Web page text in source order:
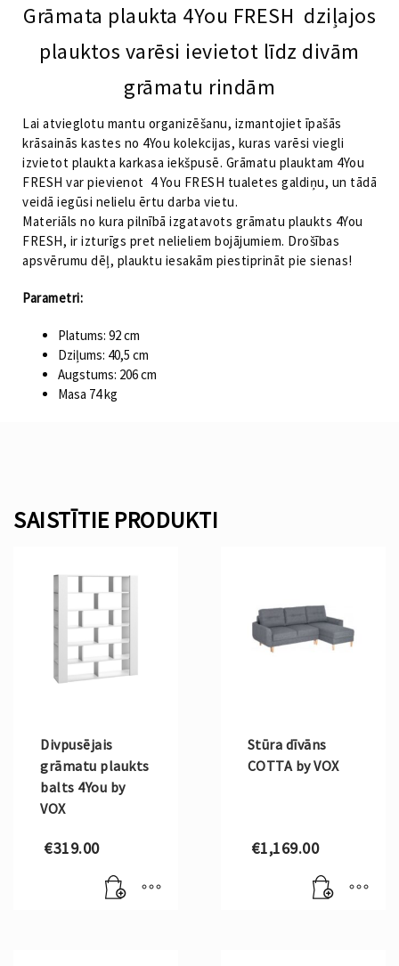
Grāmata plaukta 4You FRESH dziļajos
plauktos varēsi ievietot līdz divām
grāmatu rindām
Lai atvieglotu mantu organizēšanu, izmantojiet īpašās
krāsainās kastes no 4You kolekcijas, kuras varēsi viegli
izvietot plaukta karkasa iekšpusē. Grāmatu plauktam 4You
FRESH var pievienot 4 You FRESH tualetes galdiņu, un tādā
veidā iegūsi nelielu ērtu darba vietu.
Materiāls no kura pilnībā izgatavots grāmatu plaukts 4You
FRESH, ir izturīgs pret nelieliem bojājumiem. Drošības
apsvērumu dēļ, plauktu iesakām piestiprināt pie sienas!
Parametri:
Platums: 92 cm
Dziļums: 40,5 cm
Augstums: 206 cm
Masa 74 kg
SAISTĪTIE PRODUKTI
Divpusējais
grāmatu plaukts
balts 4You by
VOX
€319.00
Stūra dīvāns
COTTA by VOX
€1,169.00